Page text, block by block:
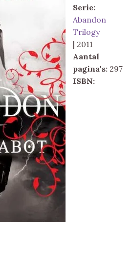
Serie:
Abandon
Trilogy
| 2011
Aantal
pagina's: 297
ISBN: